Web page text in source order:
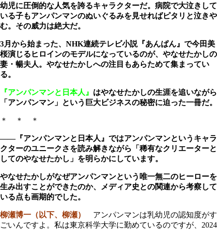
幼児に圧倒的な人気を誇るキャラクターだ。病院で大泣きして
いる子もアンパンマンのぬいぐるみを見せればピタリと泣きや
む。その威力は絶大だ。
3月から始まった、NHK連続テレビ小説『あんぱん』で今田美
桜演じるヒロインのモデルになっているのが、やなせたかしの
妻・暢夫人。やなせたかしへの注目もあらためて集まってい
る。
『アンパンマンと日本人』 はやなせたかしの生涯を追いながら
「アンパンマン」という巨大ビジネスの秘密に迫った一冊だ。
＊ ＊ ＊
――『アンパンマンと日本人』ではアンパンマンというキャラ
クターのユニークさを読み解きながら「稀有なクリエーターと
してのやなせたかし」を明らかにしています。
やなせたかしがなぜアンパンマンという唯一無二のヒーローを
生み出すことができたのか、メディア史との関連から考察して
いる点も画期的でした。
柳瀬博一（以下、柳瀬）
アンパンマンは乳幼児の認知度がす
ごいんですよ。私は東京科学大学に勤めているのですが、2024